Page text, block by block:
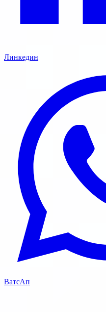
Линкедин
ВатсАп